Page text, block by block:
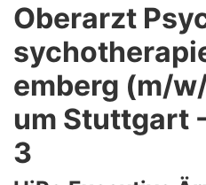
Oberarzt
emberg (m/
um Stuttgart
3